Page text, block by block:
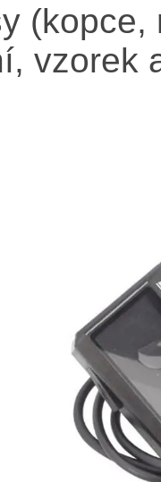
vzorek